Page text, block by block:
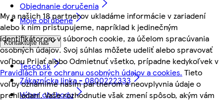
My a našich 18 partnerov ukladáme informácie v zariadení
alebo k nim pristupujeme, napríklad k jedinečným
identifikátorom v súboroch cookie, za účelom spracúvania
osobných údajov. Svoj súhlas môžete udeliť alebo spravovať
voľbou Prijať alebo Odmietnuť všetko, prípadne kedykoľvek v
Pravidlách pre ochranu osobných údajov a cookies. Tieto
voľby oznámime našim partnerom a neovplyvnia údaje o
prehliadaní. Vaše rozhodnutie však zmení spôsob, akým vám
Objednanie doručenia
Moje obľúbené
Kontaktujte nás
Tesco.sk
Zákaznícka linka - 0800222333
Výber obchodu